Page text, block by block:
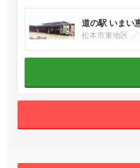
道の駅 いまい
松本市東地区